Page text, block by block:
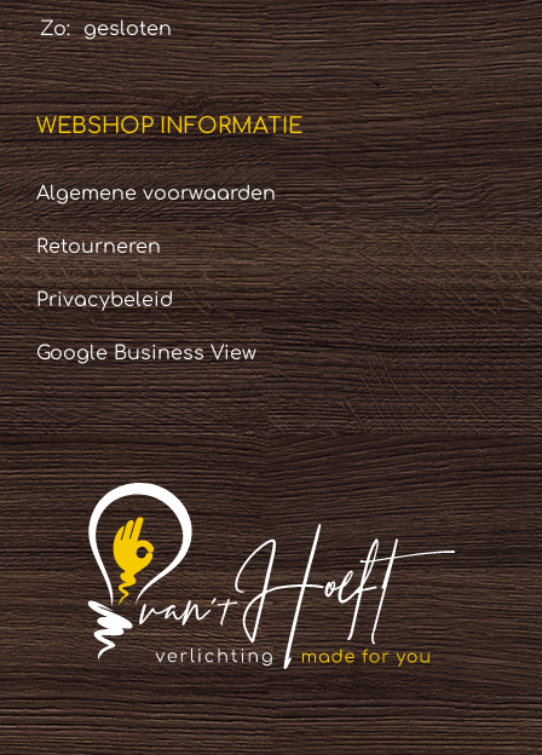
Zo:
gesloten
WEBSHOP INFORMATIE
Algemene voorwaarden
Retourneren
Privacybeleid
Google Business View